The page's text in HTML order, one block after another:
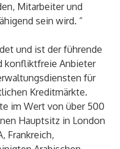
Mitarbeiter und
sein wird. “
und ist der führende
konfliktfreie Anbieter
für
Kreditmärkte.
im Wert von über 500
Hauptsitz in London
Frankreich,